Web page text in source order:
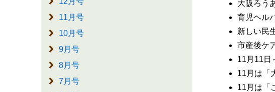
11月号
10月号
9月号
8月号
7月号
大阪ろう
育児ヘル
新しい民
市産後ケ
11月11日
11月は「
11月は「